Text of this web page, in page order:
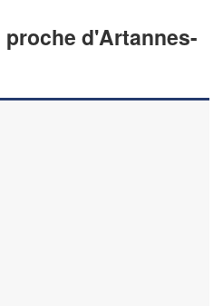
proche d'Artannes-